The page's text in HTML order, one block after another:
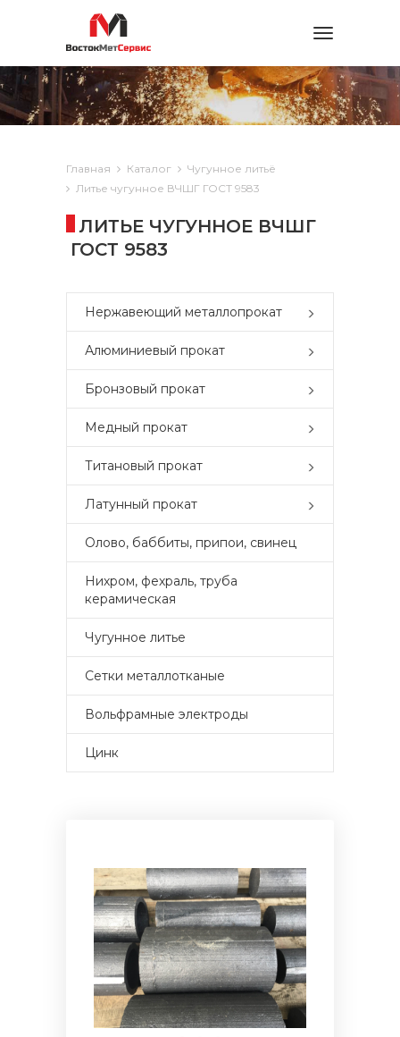
Toggle
Главная Каталог
Чугунное литьё
Литье чугунное ВЧШГ ГОСТ 9583
ЛИТЬЕ ЧУГУННОЕ ВЧШГ
ГОСТ 9583
Нержавеющий металлопрокат
Алюминиевый прокат
Бронзовый прокат
Медный прокат
Титановый прокат
Латунный прокат
Олово, баббиты, припои, свинец
Нихром, фехраль, труба
керамическая
Чугунное литье
Сетки металлотканые
Вольфрамные электроды
Цинк